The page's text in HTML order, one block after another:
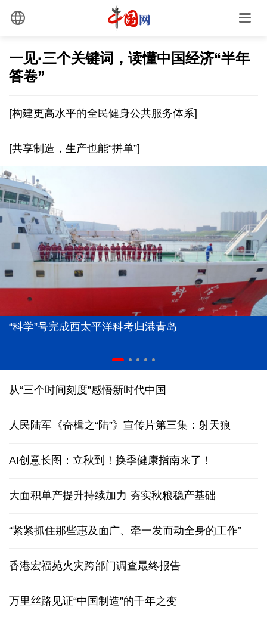
一见·三个关键词，读懂中国经济“半年
答卷”
[构建更高水平的全民健身公共服务体系]
[共享制造，生产也能“拼单”]
“科学”号完成西太平洋科考归港青岛
从“三个时间刻度”感悟新时代中国
人民陆军《奋楫之“陆”》宣传片第三集：射天狼
AI创意长图：立秋到！换季健康指南来了！
大面积单产提升持续加力 夯实秋粮稳产基础
“紧紧抓住那些惠及面广、牵一发而动全身的工作”
香港宏福苑火灾跨部门调查最终报告
万里丝路见证“中国制造”的千年之变